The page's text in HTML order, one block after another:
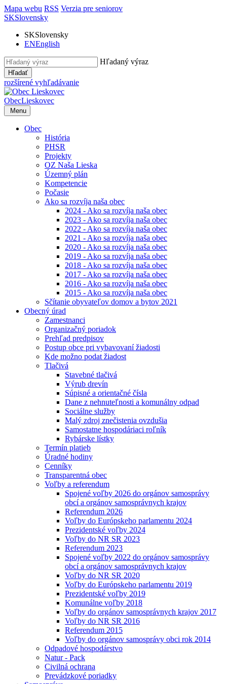
Mapa webu RSS Verzia pre seniorov
SKSlovensky
SKSlovensky
ENEnglish
Hľadaný výraz
Hľadať
rozšírené vyhľadávanie
ObecLieskovec
Menu
Obec
História
PHSR
Projekty
OZ Naša Lieska
Územný plán
Kompetencie
Počasie
Ako sa rozvíja naša obec
2024 - Ako sa rozvíja naša obec
2023 - Ako sa rozvíja naša obec
2022 - Ako sa rozvíja naša obec
2021 - Ako sa rozvíja naša obec
2020 - Ako sa rozvíja naša obec
2019 - Ako sa rozvíja naša obec
2018 - Ako sa rozvíja naša obec
2017 - Ako sa rozvíja naša obec
2016 - Ako sa rozvíja naša obec
2015 - Ako sa rozvíja naša obec
Sčítanie obyvateľov domov a bytov 2021
Obecný úrad
Zamestnanci
Organizačný poriadok
Prehľad predpisov
Postup obce pri vybavovaní žiadosti
Kde možno podat žiadost
Tlačivá
Stavebné tlačivá
Výrub drevín
Súpisné a orientačné čísla
Dane z nehnuteľnosti a komunálny odpad
Sociálne služby
Malý zdroj znečistenia ovzdušia
Samostatne hospodáriaci roľník
Rybárske lístky
Termín platieb
Úradné hodiny
Cenníky
Transparentná obec
Voľby a referendum
Spojené voľby 2026 do orgánov samosprávy
obcí a orgánov samosprávnych krajov
Referendum 2026
Voľby do Európskeho parlamentu 2024
Prezidentské voľby 2024
Voľby do NR SR 2023
Referendum 2023
Spojené voľby 2022 do orgánov samosprávy
obcí a orgánov samosprávnych krajov
Voľby do NR SR 2020
Voľby do Európskeho parlamentu 2019
Prezidentské voľby 2019
Komunálne voľby 2018
Voľby do orgánov samosprávnych krajov 2017
Voľby do NR SR 2016
Referendum 2015
Voľby do orgánov samosprávy obci rok 2014
Odpadové hospodárstvo
Natur - Pack
Civilná ochrana
Prevádzkové poriadky